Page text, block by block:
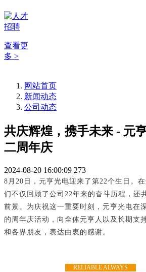
查看更
多 >
网站首页
新闻动态
公司动态
共庆辉煌，携手未来 - 元
二周年庆
2024-08-20 16:00:09 273
8月20日，元亨光电迎来了第22个生日。
们不仅回顾了公司22年来的奋斗历程，还
前景。为庆祝这一重要时刻，元亨光电在
的周年庆活动，向全体元亨人以及长期支
和各界朋友，表达由衷的感谢。
RELIABLE ALWAYS